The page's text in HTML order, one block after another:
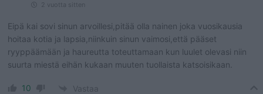
2 vuotta sitten
Eipä kai sovi sinun arvoillesi,pitää olla nainen joka vuosikausia
hoitaa kotia ja lapsia,niinkuin sinun vaimosi,että pääset
ryyppäämään ja haureutta toteuttamaan kun luulet olevasi niin
suurta miestä eihän kukaan muuten tuollaista katsoisikaan.
10 Vastaa